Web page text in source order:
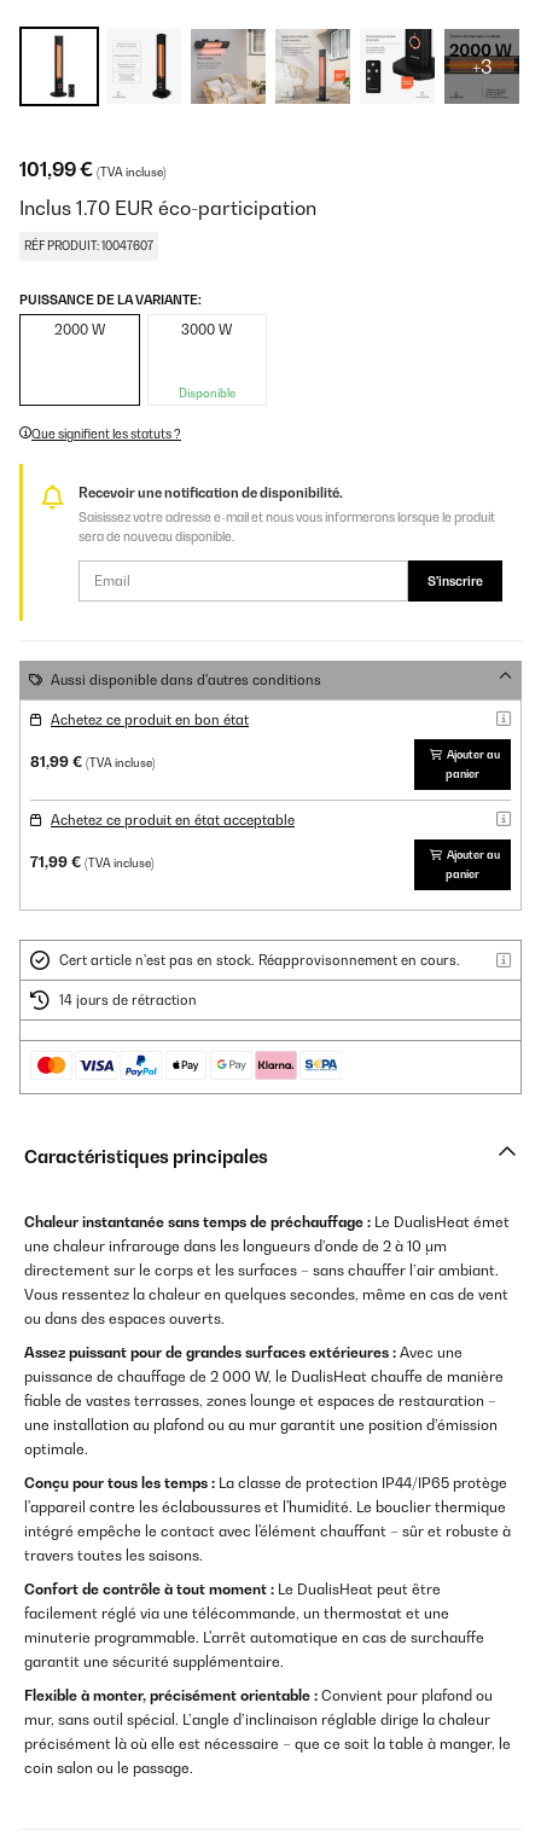
+3
101,99 € (TVA incluse)
Inclus 1.70 EUR éco-participation
RÉF PRODUIT: 10047607
PUISSANCE DE LA VARIANTE:
2000 W 3000 W
Disponible
Que signifient les statuts ?
Recevoir une notification de disponibilité.
Saisissez votre adresse e-mail et nous vous informerons lorsque le produit
sera de nouveau disponible.
S'inscrire
Aussi disponible dans d'autres conditions
Achetez ce produit en bon état
81,99 € (TVA incluse)
Ajouter au
panier
Achetez ce produit en état acceptable
71,99 € (TVA incluse)
Ajouter au
panier
Cert article n'est pas en stock. Réapprovisonnement en cours.
14 jours de rétraction
Caractéristiques principales
Chaleur instantanée sans temps de préchauffage : Le DualisHeat émet
une chaleur infrarouge dans les longueurs d’onde de 2 à 10 μm
directement sur le corps et les surfaces – sans chauffer l’air ambiant.
Vous ressentez la chaleur en quelques secondes, même en cas de vent
ou dans des espaces ouverts.
Assez puissant pour de grandes surfaces extérieures : Avec une
puissance de chauffage de 2 000 W, le DualisHeat chauffe de manière
fiable de vastes terrasses, zones lounge et espaces de restauration –
une installation au plafond ou au mur garantit une position d’émission
optimale.
Conçu pour tous les temps : La classe de protection IP44/IP65 protège
l'appareil contre les éclaboussures et l'humidité. Le bouclier thermique
intégré empêche le contact avec l'élément chauffant – sûr et robuste à
travers toutes les saisons.
Confort de contrôle à tout moment : Le DualisHeat peut être
facilement réglé via une télécommande, un thermostat et une
minuterie programmable. L'arrêt automatique en cas de surchauffe
garantit une sécurité supplémentaire.
Flexible à monter, précisément orientable : Convient pour plafond ou
mur, sans outil spécial. L’angle d’inclinaison réglable dirige la chaleur
précisément là où elle est nécessaire – que ce soit la table à manger, le
coin salon ou le passage.